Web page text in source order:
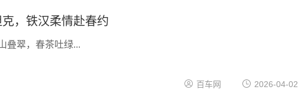
，铁汉柔情赴春约
叠翠，春茶吐绿...
百车网 2026-04-02